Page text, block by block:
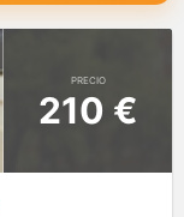
PRECIO
210 €